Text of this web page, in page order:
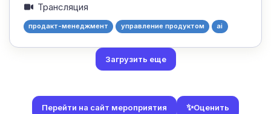
Трансляция
продакт-менеджмент управление продуктом ai
Загрузить еще
Перейти на сайт мероприятия ✨Оценить